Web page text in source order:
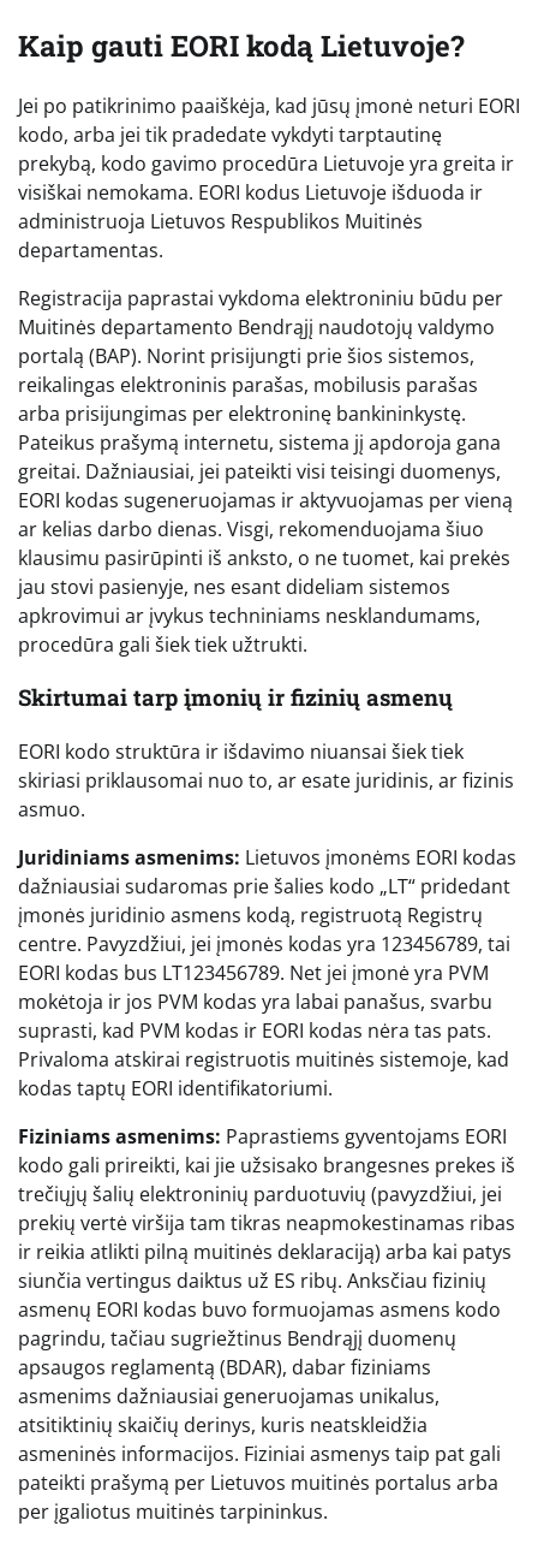
Kaip gauti EORI kodą Lietuvoje?
Jei po patikrinimo paaiškėja, kad jūsų įmonė neturi EORI
kodo, arba jei tik pradedate vykdyti tarptautinę
prekybą, kodo gavimo procedūra Lietuvoje yra greita ir
visiškai nemokama. EORI kodus Lietuvoje išduoda ir
administruoja Lietuvos Respublikos Muitinės
departamentas.
Registracija paprastai vykdoma elektroniniu būdu per
Muitinės departamento Bendrąjį naudotojų valdymo
portalą (BAP). Norint prisijungti prie šios sistemos,
reikalingas elektroninis parašas, mobilusis parašas
arba prisijungimas per elektroninę bankininkystę.
Pateikus prašymą internetu, sistema jį apdoroja gana
greitai. Dažniausiai, jei pateikti visi teisingi duomenys,
EORI kodas sugeneruojamas ir aktyvuojamas per vieną
ar kelias darbo dienas. Visgi, rekomenduojama šiuo
klausimu pasirūpinti iš anksto, o ne tuomet, kai prekės
jau stovi pasienyje, nes esant dideliam sistemos
apkrovimui ar įvykus techniniams nesklandumams,
procedūra gali šiek tiek užtrukti.
Skirtumai tarp įmonių ir fizinių asmenų
EORI kodo struktūra ir išdavimo niuansai šiek tiek
skiriasi priklausomai nuo to, ar esate juridinis, ar fizinis
asmuo.
Juridiniams asmenims: Lietuvos įmonėms EORI kodas
dažniausiai sudaromas prie šalies kodo „LT“ pridedant
įmonės juridinio asmens kodą, registruotą Registrų
centre. Pavyzdžiui, jei įmonės kodas yra 123456789, tai
EORI kodas bus LT123456789. Net jei įmonė yra PVM
mokėtoja ir jos PVM kodas yra labai panašus, svarbu
suprasti, kad PVM kodas ir EORI kodas nėra tas pats.
Privaloma atskirai registruotis muitinės sistemoje, kad
kodas taptų EORI identifikatoriumi.
Fiziniams asmenims: Paprastiems gyventojams EORI
kodo gali prireikti, kai jie užsisako brangesnes prekes iš
trečiųjų šalių elektroninių parduotuvių (pavyzdžiui, jei
prekių vertė viršija tam tikras neapmokestinamas ribas
ir reikia atlikti pilną muitinės deklaraciją) arba kai patys
siunčia vertingus daiktus už ES ribų. Anksčiau fizinių
asmenų EORI kodas buvo formuojamas asmens kodo
pagrindu, tačiau sugriežtinus Bendrąjį duomenų
apsaugos reglamentą (BDAR), dabar fiziniams
asmenims dažniausiai generuojamas unikalus,
atsitiktinių skaičių derinys, kuris neatskleidžia
asmeninės informacijos. Fiziniai asmenys taip pat gali
pateikti prašymą per Lietuvos muitinės portalus arba
per įgaliotus muitinės tarpininkus.